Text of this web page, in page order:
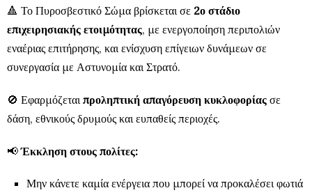
🔺 Το Πυροσβεστικό Σώμα βρίσκεται σε 2ο στάδιο
επιχειρησιακής ετοιμότητας, με ενεργοποίηση περιπολιών
εναέριας επιτήρησης, και ενίσχυση επίγειων δυνάμεων σε
συνεργασία με Αστυνομία και Στρατό.
🚫 Εφαρμόζεταιπροληπτική απαγόρευση κυκλοφορίας σε
δάση, εθνικούς δρυμούς και ευπαθείς περιοχές.
📢Έκκληση στους πολίτες:
Μην κάνετε καμία ενέργεια που μπορεί να προκαλέσει φωτιά